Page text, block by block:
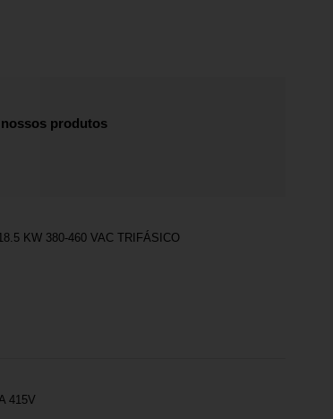
produtos
KW 380-460 VAC TRIFÁSICO
415V